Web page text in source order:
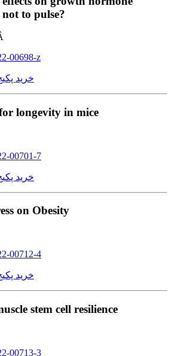
to pulse?
00698-z
خرید
longevity in mice
00701-7
خرید
on Obesity
00712-4
خرید
stem cell resilience
00713-3